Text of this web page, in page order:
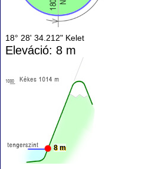
18° 28' 34.212" Kelet
Eleváció: 8 m
8 m